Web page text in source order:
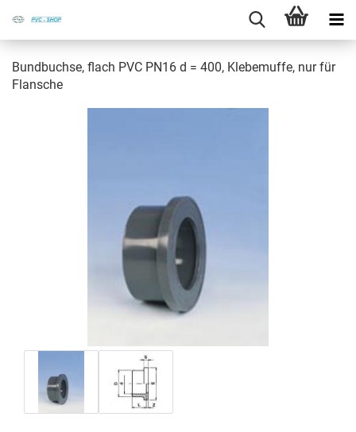
Bund­buch­se, flach PVC PN16 d = 400, Kle­be­muf­fe, nur für
Flan­sche